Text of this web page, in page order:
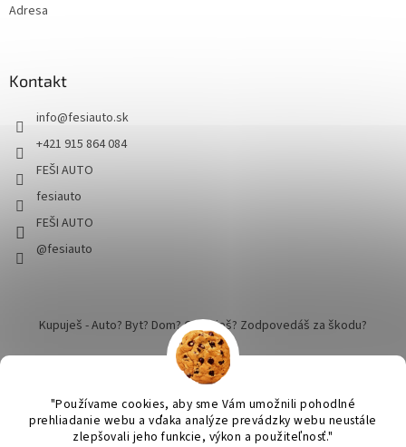
"Používame cookies, aby sme Vám umožnili pohodlné
prehliadanie webu a vďaka analýze prevádzky webu neustále
zlepšovali jeho funkcie, výkon a použiteľnosť."
Adresa
Kontakt
info@fesiauto.sk
+421 915 864 084
FEŠI AUTO
fesiauto
FEŠI AUTO
@fesiauto
Kupuješ - Auto? Byt? Dom? Cestuješ? Zodpovedáš za škodu?
Vytvoril Shoptet